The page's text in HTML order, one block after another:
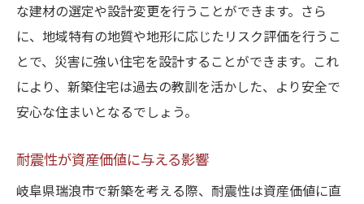
な建材の選定や設計変更を行うことができます。さら
に、地域特有の地質や地形に応じたリスク評価を行うこ
とで、災害に強い住宅を設計することができます。これ
により、新築住宅は過去の教訓を活かした、より安全で
安心な住まいとなるでしょう。
耐震性が資産価値に与える影響
岐阜県瑞浪市で新築を考える際、耐震性は資産価値に直